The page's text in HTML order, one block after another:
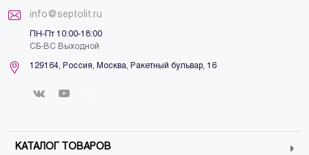
info@septolit.ru
ПН-Пт 10:00-18:00
СБ-ВС Выходной
129164, Россия, Москва, Ракетный бульвар, 16
КАТАЛОГ ТОВАРОВ